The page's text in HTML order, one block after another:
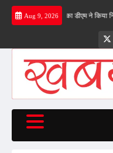
Skip
Aug 9, 2026
बाईपास का डीएम ने किया निरीक्षण…